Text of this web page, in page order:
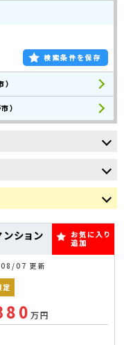
検索条件を保存
）
ション
お気に入り
追加
07 更新
定
万円